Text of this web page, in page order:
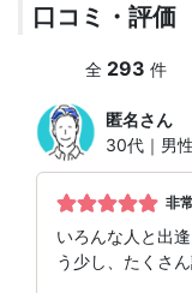
口コミ・評価
全 293 件
匿名さん
30代｜男性
非
いろんな人と出
う少し、たくさ